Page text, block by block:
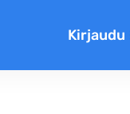
Kirjaudu